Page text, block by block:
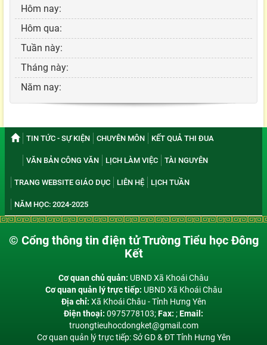
Hôm nay:
Hôm qua:
Tuần này:
Tháng này:
Năm nay:
TIN TỨC - SỰ KIỆN CHUYÊN MÔN KẾT QUẢ THI ĐUA
VĂN BẢN CÔNG VĂN LỊCH LÀM VIỆC TÀI NGUYÊN
TRANG WEBSITE GIÁO DỤC LIÊN HỆ LỊCH TUẦN
NĂM HỌC: 2024-2025
© Cổng thông tin điện tử Trường Tiểu học Đông
Kết
Cơ quan chủ quản: UBND Xã Khoái Châu
Cơ quan quản lý trực tiếp: UBND Xã Khoái Châu
Địa chỉ: Xã Khoái Châu - Tỉnh Hưng Yên
Điện thoại: 0975778103;Fax: ;Email:
truongtieuhocdongket@gmail.com
Cơ quan quản lý trực tiếp: Sở GD & ĐT Tỉnh Hưng Yên